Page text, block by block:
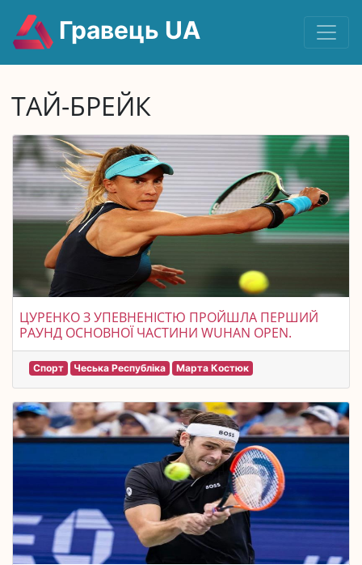
Гравець UA
ТАЙ-БРЕЙК
ЦУРЕНКО З УПЕВНЕНІСТЮ ПРОЙШЛА ПЕРШИЙ
РАУНД ОСНОВНОЇ ЧАСТИНИ WUHAN OPEN.
Спорт Чеська Республіка Марта Костюк